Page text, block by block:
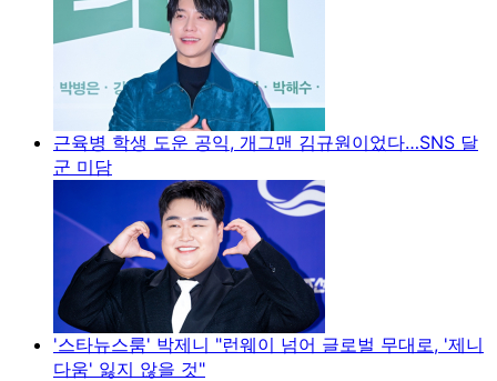
근육병 학생 도운 공익, 개그맨 김규원이었다…SNS 달
군 미담
'스타뉴스룸' 박제니 "런웨이 넘어 글로벌 무대로, '제니
다움' 잃지 않을 것"